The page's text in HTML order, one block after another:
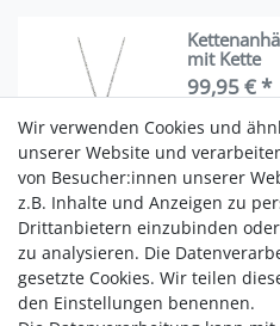
mit Kette
99,95 € *
In
*inkl. ges.
Wir verwenden Cookies und
unserer Website und
von Besucher:innen unserer
z.B. Inhalte und Anzeigen zu
Drittanbietern einzubinden
zu analysieren. Die
gesetzte Cookies. Wir teilen
den Einstellungen benennen.